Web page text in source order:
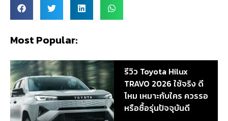
Most Popular:
รีวิว Toyota Hilux
TRAVO 2026 ใช้จริง ดี
ไหม เหมาะกับใคร ควรรอ
หรือซื้อรุ่นปัจจุบันดี